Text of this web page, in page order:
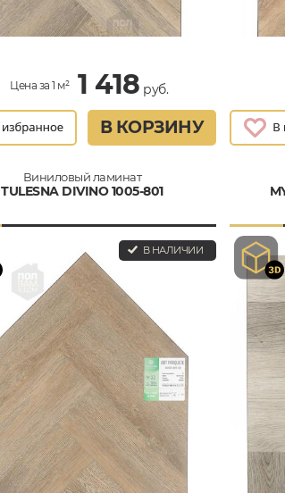
Цена за 1 м² 1 418 руб.
В КОРЗИНУ
Виниловый ламинат
TULESNA DIVINO 1005-801
В НАЛИЧИИ